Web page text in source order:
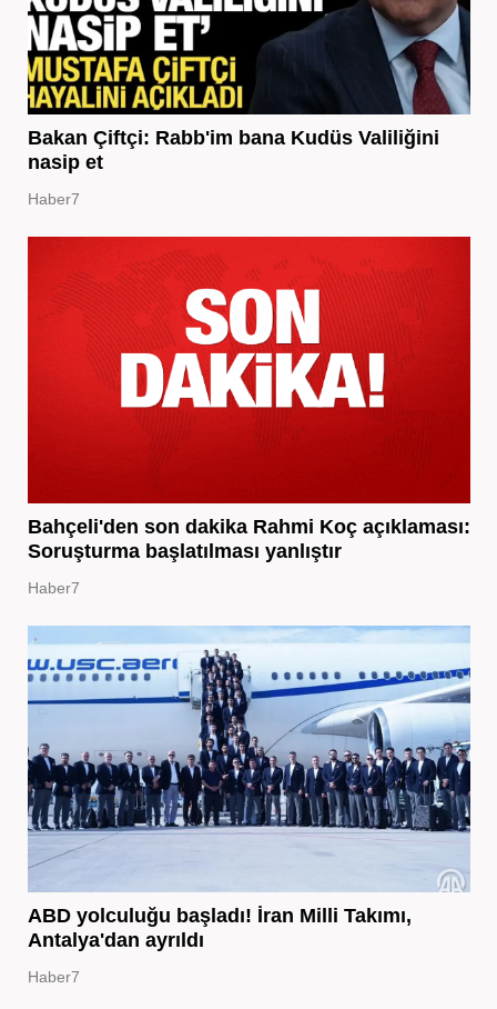
Bakan Çiftçi: Rabb'im bana Kudüs Valiliğini
nasip et
Haber7
Bahçeli'den son dakika Rahmi Koç açıklaması:
Soruşturma başlatılması yanlıştır
Haber7
ABD yolculuğu başladı! İran Milli Takımı,
Antalya'dan ayrıldı
Haber7